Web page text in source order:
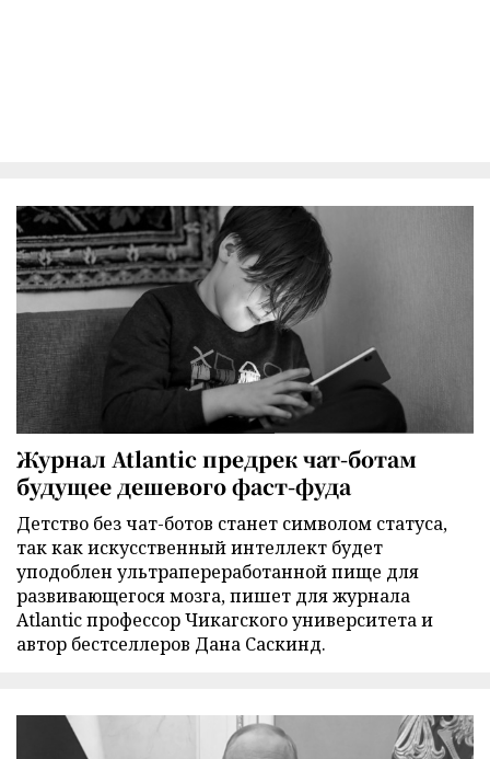
Журнал Atlantic предрек чат-ботам
будущее дешевого фаст-фуда
Детство без чат-ботов станет символом статуса,
так как искусственный интеллект будет
уподоблен ультрапереработанной пище для
развивающегося мозга, пишет для журнала
Atlantic профессор Чикагского университета и
автор бестселлеров Дана Саскинд.